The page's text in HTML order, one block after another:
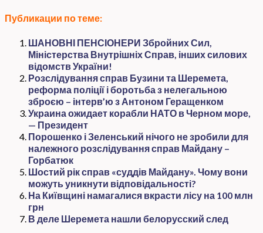
Публикации по теме:
ШАНОВНІ ПЕНСІОНЕРИ Збройних Сил,
Міністерства Внутрішніх Справ, інших силових
відомств України!
Розслідування справ Бузини та Шеремета,
реформа поліції і боротьба з нелегальною
зброєю – інтерв’ю з Антоном Геращенком
Украина ожидает корабли НАТО в Черном море,
— Президент
Порошенко і Зеленський нічого не зробили для
належного розслідування справ Майдану –
Горбатюк
Шостий рік справ «суддів Майдану». Чому вони
можуть уникнути відповідальності?
На Київщині намагалися вкрасти лісу на 100 млн
грн
В деле Шеремета нашли белорусский след